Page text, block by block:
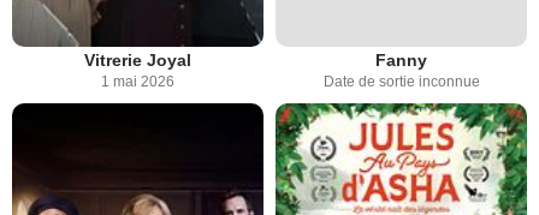
Vitrerie Joyal
1 mai 2026
Fanny
Date de sortie inconnue